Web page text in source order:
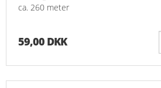
ca. 260 meter
59,00 DKK